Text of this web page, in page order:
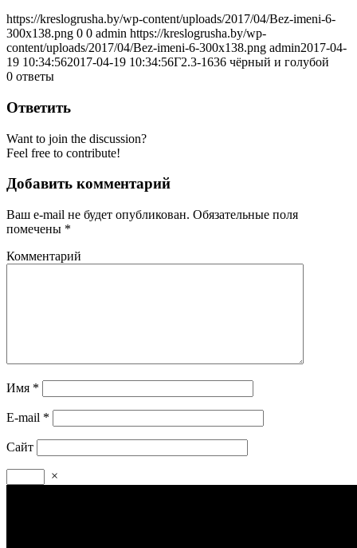
https://kreslogrusha.by/wp-content/uploads/2017/04/Bez-imeni-6-
300x138.png 0 0 admin https://kreslogrusha.by/wp-
content/uploads/2017/04/Bez-imeni-6-300x138.png admin2017-04-
19 10:34:562017-04-19 10:34:56Г2.3-1636 чёрный и голубой
0 ответы
Ответить
Want to join the discussion?
Feel free to contribute!
Добавить комментарий
Ваш e-mail не будет опубликован. Обязательные поля
помечены *
Комментарий
Имя *
E-mail *
Сайт
×